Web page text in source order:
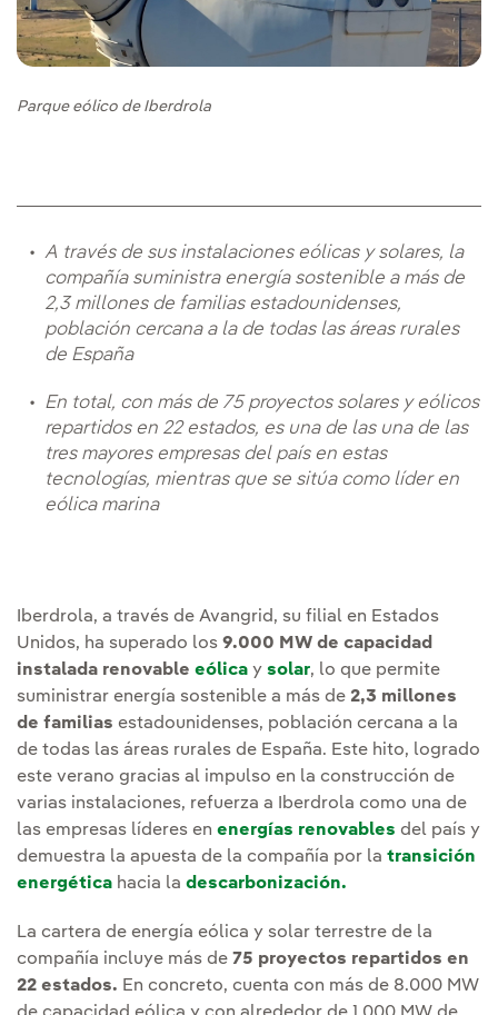
Parque eólico de Iberdrola
A través de sus instalaciones eólicas y solares, la
compañía suministra energía sostenible a más de
2,3 millones de familias estadounidenses,
población cercana a la de todas las áreas rurales
de España
En total, con más de 75 proyectos solares y eólicos
repartidos en 22 estados, es una de las una de las
tres mayores empresas del país en estas
tecnologías, mientras que se sitúa como líder en
eólica marina
Iberdrola, a través de Avangrid, su filial en Estados
Unidos, ha superado los 9.000 MW de capacidad
instalada renovable eólica y solar, lo que permite
suministrar energía sostenible a más de 2,3 millones
de familias estadounidenses, población cercana a la
de todas las áreas rurales de España. Este hito, logrado
este verano gracias al impulso en la construcción de
varias instalaciones, refuerza a Iberdrola como una de
las empresas líderes en energías renovables del país y
demuestra la apuesta de la compañía por la transición
energética hacia la descarbonización.
La cartera de energía eólica y solar terrestre de la
compañía incluye más de 75 proyectos repartidos en
22 estados. En concreto, cuenta con más de 8.000 MW